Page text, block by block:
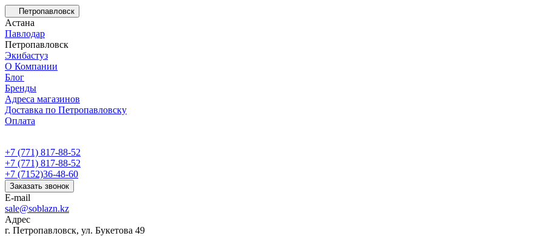
Петропавловск
Астана
Павлодар
Петропавловск
Экибастуз
О Компании
Блог
Бренды
Адреса магазинов
Доставка по Петропавловску
Оплата
+7 (771) 817-88-52
+7 (771) 817-88-52
+7 (7152)36-48-60
Заказать звонок
E-mail
sale@soblazn.kz
Адрес
г. Петропавловск, ул. Букетова 49